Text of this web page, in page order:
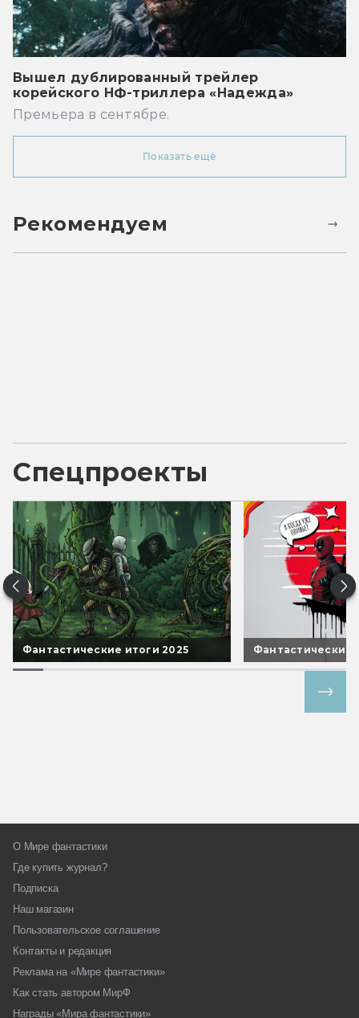
Вышел дублированный трейлер
корейского НФ-триллера «Надежда»
Премьера в сентябре.
Показать ещё
Рекомендуем
Спецпроекты
Фантастические итоги 2025 Фантастические
О Мире фантастики
Где купить журнал?
Подписка
Наш магазин
Пользовательское соглашение
Контакты и редакция
Реклама на «Мире фантастики»
Как стать автором МирФ
Награды «Мира фантастики»